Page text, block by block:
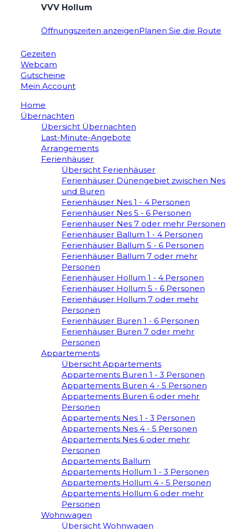
VVV Hollum
Öffnungszeiten anzeigenPlanen Sie die Route
Gezeiten
Webcam
Gutscheine
Mein Account
Home
Übernachten
Übersicht Übernachten
Last-Minute-Angebote
Arrangements
Ferienhäuser
Übersicht Ferienhäuser
Ferienhäuser Dünengebiet zwischen Nes
und Buren
Ferienhäuser Nes 1 - 4 Personen
Ferienhäuser Nes 5 - 6 Personen
Ferienhäuser Nes 7 oder mehr Personen
Ferienhäuser Ballum 1 - 4 Personen
Ferienhäuser Ballum 5 - 6 Personen
Ferienhäuser Ballum 7 oder mehr
Personen
Ferienhäuser Hollum 1 - 4 Personen
Ferienhäuser Hollum 5 - 6 Personen
Ferienhäuser Hollum 7 oder mehr
Personen
Ferienhäuser Buren 1 - 6 Personen
Ferienhäuser Buren 7 oder mehr
Personen
Appartements
Übersicht Appartements
Appartements Buren 1 - 3 Personen
Appartements Buren 4 - 5 Personen
Appartements Buren 6 oder mehr
Personen
Appartements Nes 1 - 3 Personen
Appartements Nes 4 - 5 Personen
Appartements Nes 6 oder mehr
Personen
Appartements Ballum
Appartements Hollum 1 - 3 Personen
Appartements Hollum 4 - 5 Personen
Appartements Hollum 6 oder mehr
Personen
Wohnwagen
Übersicht Wohnwagen